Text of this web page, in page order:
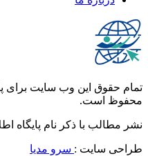
تمام حقوق این وب سایت برای
محفوظ است.
نشر مطالب با ذکر نام پایگاه
طراحی سایت : سرو مدیا